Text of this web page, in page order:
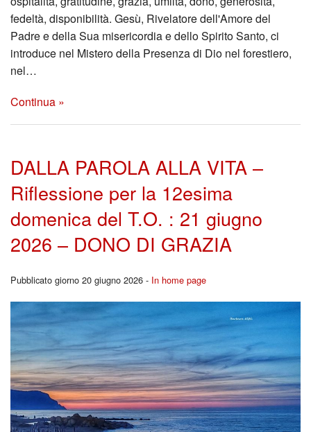
fedeltà, disponibilità. Gesù, Rivelatore dell'Amore del
Padre e della Sua misericordia e dello Spirito Santo, ci
introduce nel Mistero della Presenza di Dio nel forestiero,
nel…
Continua »
DALLA PAROLA ALLA VITA –
Riflessione per la 12esima
domenica del T.O. : 21 giugno
2026 – DONO DI GRAZIA
Pubblicato giorno 20 giugno 2026 - In home page